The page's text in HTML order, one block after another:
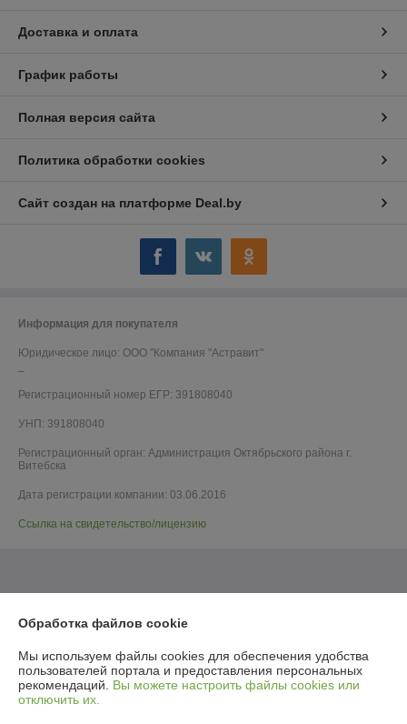
Доставка и оплата
График работы
Полная версия сайта
Политика обработки cookies
Сайт создан на платформе Deal.by
Информация для покупателя
Юридическое лицо: ООО "Компания "Астравит"
Регистрационный номер ЕГР: 391808040
УНП: 391808040
Регистрационный орган: Администрация Октябрьского района г.
Витебска
Дата регистрации компании: 03.06.2016
Ссылка на свидетельство/лицензию
Обработка файлов cookie
Мы используем файлы cookies для обеспечения удобства
пользователей портала и предоставления персональных
рекомендаций. Вы можете настроить файлы cookies или
отключить их.